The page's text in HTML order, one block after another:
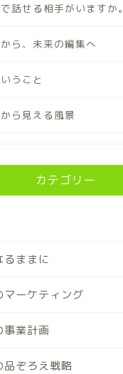
話せる相手がいますか。
ら、未来の編集へ
うこと
ら見える風景
カテゴリー
るままに
マーケティング
事業計画
品ぞろえ戦略